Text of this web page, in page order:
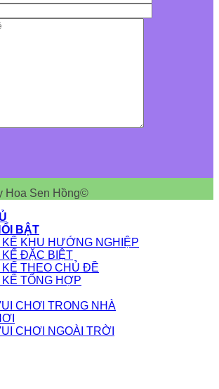
Hoa Sen Hồng©
BẬT
KẾ KHU HƯỚNG NGHIỆP
KẾ ĐẶC BIỆT
KẾ THEO CHỦ ĐỀ
TỔNG HỢP
CHƠI TRONG NHÀ
CHƠI NGOÀI TRỜI